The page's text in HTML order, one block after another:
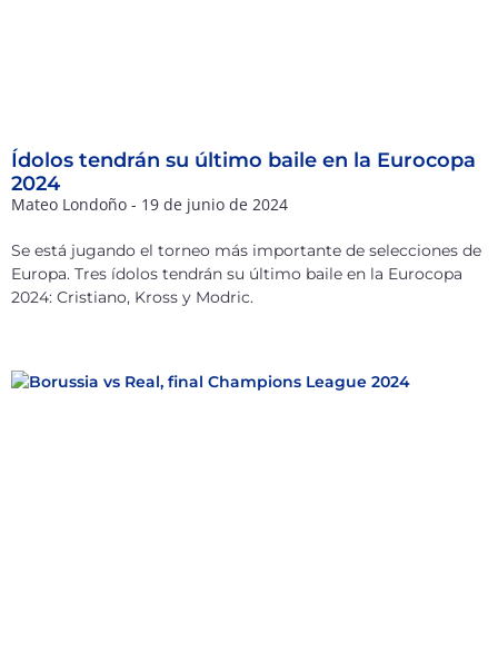
Ídolos tendrán su último baile en la Eurocopa
2024
Mateo Londoño 19 de junio de 2024
Se está jugando el torneo más importante de selecciones de
Europa. Tres ídolos tendrán su último baile en la Eurocopa
2024: Cristiano, Kross y Modric.